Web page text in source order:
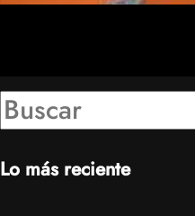
S
eLo más reciente